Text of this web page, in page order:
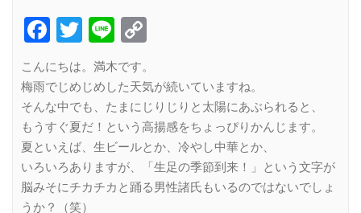
Facebook
Twitter
Line
こんにちは。満木です。
梅雨でじめじめした天気が続いていますね。
そんな中でも、たまにじりじりと太陽にあぶられると、
もうすぐ夏だ！という高揚感をちょっぴりかんじます。
夏といえば、生ビールとか、冷やし中華とか、
いろいろありますが、「生足の季節到来！」という文字が
脳みそにチカチカと踊る男性諸氏もいるのではないでしょ
うか？（笑）